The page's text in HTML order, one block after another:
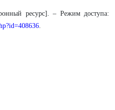
ресурс]. – Режим доступа:
.